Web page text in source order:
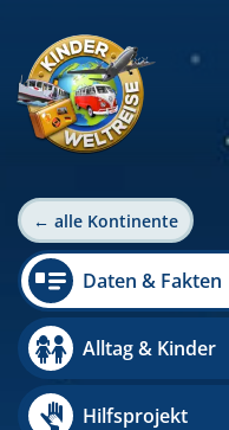
← alle Kontinente
Daten & Fakten
Alltag & Kinder
Hilfsprojekt